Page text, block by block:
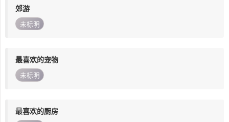
郊游
未标明
最喜欢的宠物
未标明
最喜欢的厨房